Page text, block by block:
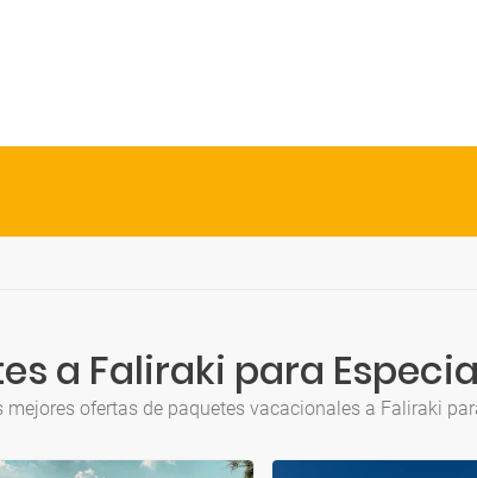
a Faliraki para
mejores ofertas de paquetes vacacionales a Faliraki